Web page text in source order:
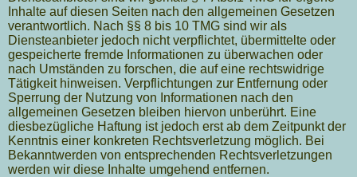
Inhalte auf diesen Seiten nach den allgemeinen Gesetzen
verantwortlich. Nach §§ 8 bis 10 TMG sind wir als
Diensteanbieter jedoch nicht verpflichtet, übermittelte oder
gespeicherte fremde Informationen zu überwachen oder
nach Umständen zu forschen, die auf eine rechtswidrige
Tätigkeit hinweisen. Verpflichtungen zur Entfernung oder
Sperrung der Nutzung von Informationen nach den
allgemeinen Gesetzen bleiben hiervon unberührt. Eine
diesbezügliche Haftung ist jedoch erst ab dem Zeitpunkt der
Kenntnis einer konkreten Rechtsverletzung möglich. Bei
Bekanntwerden von entsprechenden Rechtsverletzungen
werden wir diese Inhalte umgehend entfernen.